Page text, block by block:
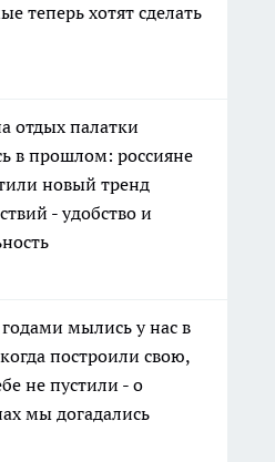
теперь хотят сделать
отдых палатки
в прошлом: россияне
новый тренд
- удобство и
мылись у нас в
построили свою,
не пустили - о
мы догадались